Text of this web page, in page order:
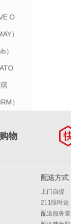
O
）
）
）
物
配送方式
上门自提
211限时达
配送服务